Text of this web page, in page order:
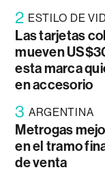
2 ESTILO DE
Las tarjetas
mueven
esta marca
en accesorio
3 ARGENTINA
Metrogas
en el tramo
de venta